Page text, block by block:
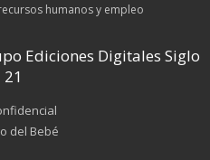
humanos y empleo
Ediciones Digitales Siglo
21
del Bebé